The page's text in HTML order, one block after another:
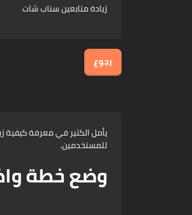
زيادة متابعين سناب شات
رجوع
يأمل الكثير في معرفة
للمستخدمين.
وضع خطة